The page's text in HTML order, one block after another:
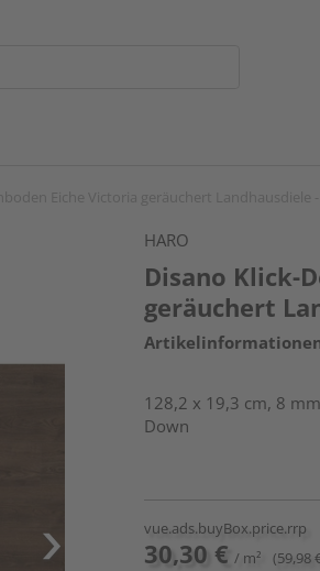
HARO
Disano Klick-
geräuchert
128,2 x 19,3 cm, 8
Down
vue.ads.buyBox.price.rrp
30,30 € / m² (59,98